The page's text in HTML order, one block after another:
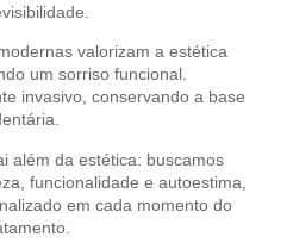
valorizam a estética
um sorriso funcional.
invasivo, conservando a base
além da estética: buscamos
funcionalidade e autoestima,
em cada momento do